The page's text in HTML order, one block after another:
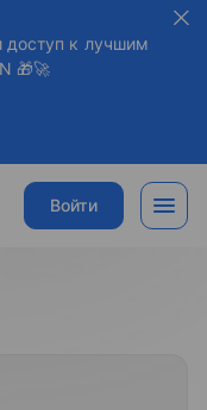
доступ к лучшим
🎁🚀
Войти